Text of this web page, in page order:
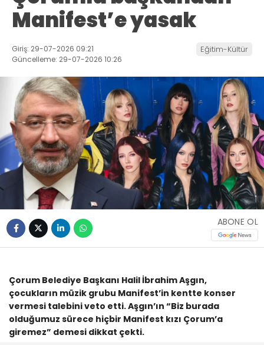
Manifest’e yasak
Giriş: 29-07-2026 09:21
Güncelleme: 29-07-2026 10:26
Eğitim-Kültür
ABONE OL
Çorum Belediye Başkanı Halil İbrahim Aşgın,
çocukların müzik grubu Manifest’in kentte konser
vermesi talebini veto etti. Aşgın’ın “Biz burada
olduğumuz sürece hiçbir Manifest kızı Çorum’a
giremez” demesi dikkat çekti.